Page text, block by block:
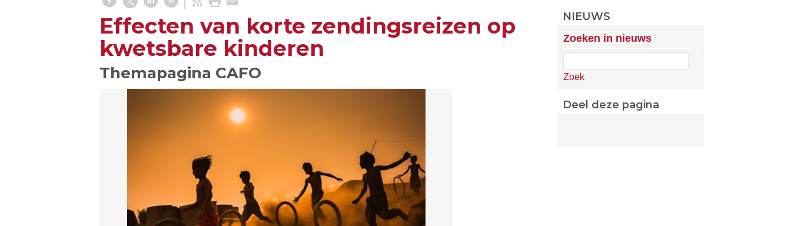
Effecten van korte zendingsreizen op
kwetsbare kinderen
Themapagina CAFO
NIEUWS
Zoeken in nieuws
Zoek
Deel deze pagina